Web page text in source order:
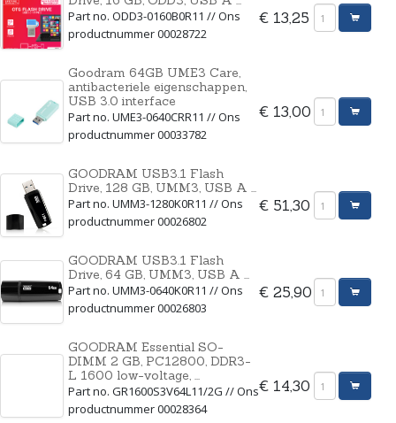
Part no. ODD3-0160B0R11 // Ons
productnummer 00028722
€ 13,25
Goodram 64GB UME3 Care,
antibacteriele eigenschappen,
USB 3.0 interface
Part no. UME3-0640CRR11 // Ons
productnummer 00033782
€ 13,00
GOODRAM USB3.1 Flash
Drive, 128 GB, UMM3, USB A ...
Part no. UMM3-1280K0R11 // Ons
productnummer 00026802
€ 51,30
GOODRAM USB3.1 Flash
Drive, 64 GB, UMM3, USB A ...
Part no. UMM3-0640K0R11 // Ons
productnummer 00026803
€ 25,90
GOODRAM Essential SO-
DIMM 2 GB, PC12800, DDR3-
L 1600 low-voltage, ...
Part no. GR1600S3V64L11/2G // Ons
productnummer 00028364
€ 14,30